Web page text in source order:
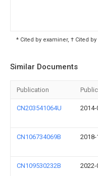
* Cited by examiner, † Cited
Similar Documents
Publication
CN203541064U 2014-
CN106734069B 2018-
CN109530232B 2022-